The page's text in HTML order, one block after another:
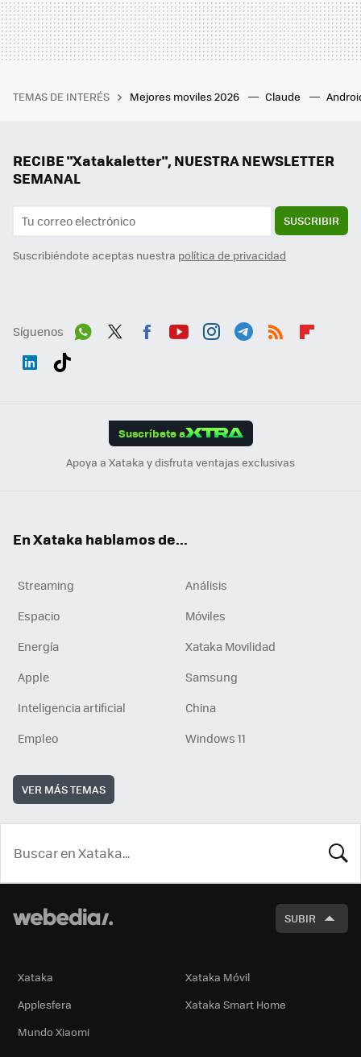
TEMAS DE INTERÉS Mejores moviles 2026 Claude
RECIBE "Xatakaletter", NUESTRA NEWSLETTER
SEMANAL
SUSCRIBIR
Suscribiéndote aceptas nuestra política de privacidad
Síguenos
Suscríbete a
Apoya a Xataka y disfruta ventajas exclusivas
En Xataka hablamos de...
Streaming
Análisis
Espacio
Móviles
Energía
Xataka Movilidad
Apple
Samsung
Inteligencia artificial
China
Empleo
Windows 11
VER MÁS TEMAS
SUBIR
Xataka
Xataka Móvil
Applesfera
Xataka Smart Home
Mundo Xiaomi